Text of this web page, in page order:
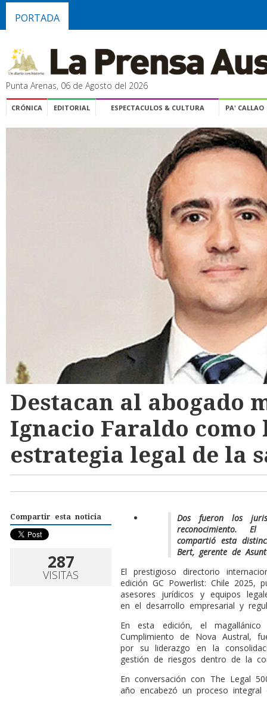
PORTADA
Punta Arenas, 06 de Agosto del 2026
CRÓNICA EDITORIAL ESPECTACULOS & CULTURA PA' CALLAO
Destacan al abogado
Ignacio Faraldo como
estrategia legal de la
Compartir esta noticia
287
VISITAS
Dos fueron los
reconocimiento.
compartió esta
Bert, gerente de
El prestigioso directorio
edición GC Powerlist: Chile 2025,
asesores jurídicos y equipos
en el desarrollo empresarial y
En esta edición, el
Cumplimiento de Nova Austral,
por su liderazgo en la
gestión de riesgos dentro de la
En conversación con The Legal
año encabezó un proceso integral